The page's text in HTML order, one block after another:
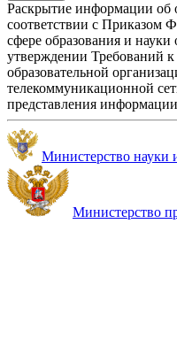
Раскрытие информации об
соответствии с Приказом
сфере образования и
утверждении Требований к
образовательной
телекоммуникационной
представления
Министерство науки
Министерство